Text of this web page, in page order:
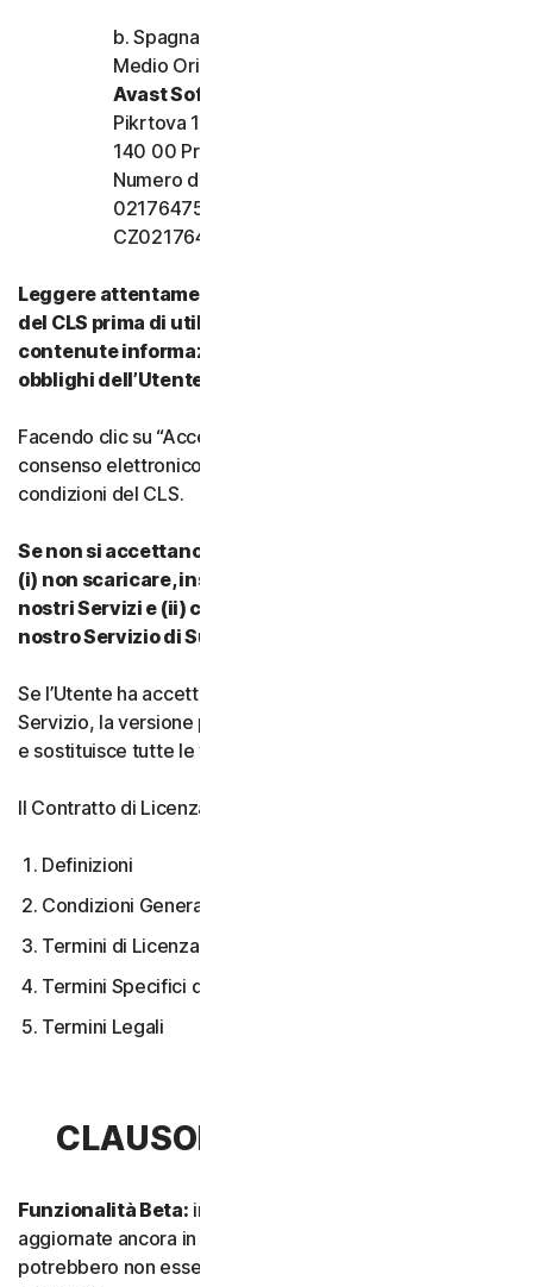
b. Spagna, Francia, Italia e resto d’Europa,
Medio Oriente e Africa
Avast Software s.r.o.
Pikrtova 1737/1a, Nusle,
140 00 Praga 4, Repubblica Ceca
Numero di registrazione dell’azienda:
02176475 e numero di partita IVA:
CZ02176475
Leggere attentamente tutti i termini e le condizioni
del CLS prima di utilizzare i nostri Servizi. Vi sono
contenute informazioni importanti su diritti e
obblighi dell’Utente.
Facendo clic su “Accetto” o indicando in altro modo il
consenso elettronico, si accettano i termini e le
condizioni del CLS.
Se non si accettano i termini e le condizioni del CLS:
(i) non scaricare, installare, accedere a o utilizzare i
nostri Servizi e (ii) contattare il proprio Provider o il
nostro Servizio di Supporto Clienti.
Se l’Utente ha accettato più versioni del CLS per un
Servizio, la versione più recente accettata è quella valida
e sostituisce tutte le versioni precedenti.
Il Contratto di Licenza e Servizi copre:
Definizioni
Condizioni Generali del Servizio
Termini di Licenza Software
Termini Specifici di alcuni Servizi
Termini Legali
CLAUSOLA 1 - DEFINIZIONI
Funzionalità Beta: indica funzionalità nuove e/o
aggiornate ancora in modalità test. Tali funzionalità
potrebbero non essere ancora completamente attive o